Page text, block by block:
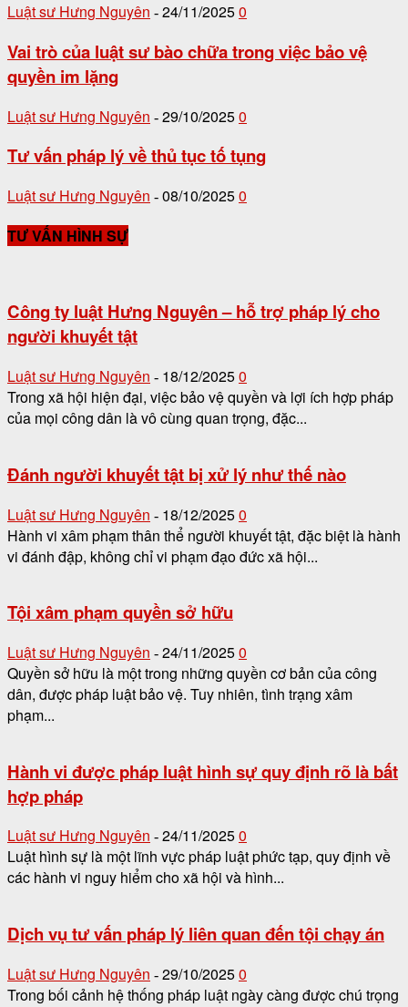
Luật sư Hưng Nguyên - 24/11/20250
Vai trò của luật sư bào chữa trong việc bảo vệ
quyền im lặng
Luật sư Hưng Nguyên - 29/10/20250
Tư vấn pháp lý về thủ tục tố tụng
Luật sư Hưng Nguyên - 08/10/20250
TƯ VẤN HÌNH SỰ
Công ty luật Hưng Nguyên – hỗ trợ pháp lý cho
người khuyết tật
Luật sư Hưng Nguyên - 18/12/20250
Trong xã hội hiện đại, việc bảo vệ quyền và lợi ích hợp pháp
của mọi công dân là vô cùng quan trọng, đặc...
Đánh người khuyết tật bị xử lý như thế nào
Luật sư Hưng Nguyên - 18/12/20250
Hành vi xâm phạm thân thể người khuyết tật, đặc biệt là hành
vi đánh đập, không chỉ vi phạm đạo đức xã hội...
Tội xâm phạm quyền sở hữu
Luật sư Hưng Nguyên - 24/11/20250
Quyền sở hữu là một trong những quyền cơ bản của công
dân, được pháp luật bảo vệ. Tuy nhiên, tình trạng xâm
phạm...
Hành vi được pháp luật hình sự quy định rõ là bất
hợp pháp
Luật sư Hưng Nguyên - 24/11/20250
Luật hình sự là một lĩnh vực pháp luật phức tạp, quy định về
các hành vi nguy hiểm cho xã hội và hình...
Dịch vụ tư vấn pháp lý liên quan đến tội chạy án
Luật sư Hưng Nguyên - 29/10/20250
Trong bối cảnh hệ thống pháp luật ngày càng được chú trọng